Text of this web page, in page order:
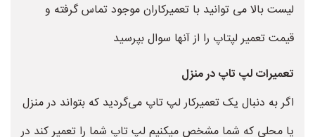
لیست بالا می توانید با تعمیرکاران موجود تماس گرفته و
قیمت تعمیر لپتاپ را از آنها سوال بپرسید
تعمیرات لپ تاپ در منزل
اگر به دنبال یک تعمیرکار لپ تاپ می‌گردید که بتواند در منزل
یا محلی که شما مشخص میکنیم لپ تاپ شما را تعمیر کند در